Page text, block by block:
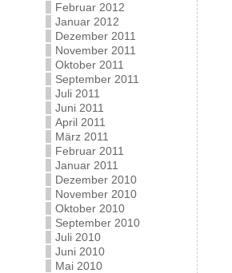
Februar 2012
Januar 2012
Dezember 2011
November 2011
Oktober 2011
September 2011
Juli 2011
Juni 2011
April 2011
März 2011
Februar 2011
Januar 2011
Dezember 2010
November 2010
Oktober 2010
September 2010
Juli 2010
Juni 2010
Mai 2010